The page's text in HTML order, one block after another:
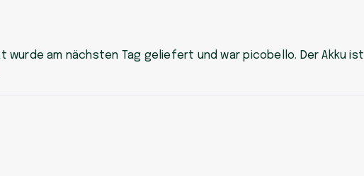
wurde am nächsten Tag geliefert und war picobello. Der Akku ist